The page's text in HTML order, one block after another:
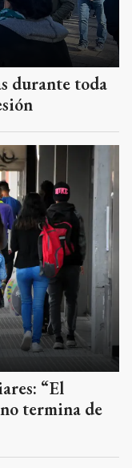
durante toda
“El
termina de